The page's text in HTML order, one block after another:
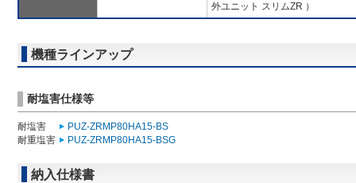
外ユニット スリムZR ）
機種ラインアップ
耐塩害仕様等
耐塩害
PUZ-ZRMP80HA15-BS
耐重塩害
PUZ-ZRMP80HA15-BSG
納入仕様書